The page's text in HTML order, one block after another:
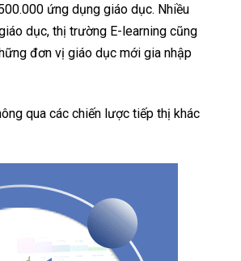
ứng dụng giáo dục. Nhiều
dục, thị trường E-learning cũng
đơn vị giáo dục mới gia nhập
qua các chiến lược tiếp thị khác